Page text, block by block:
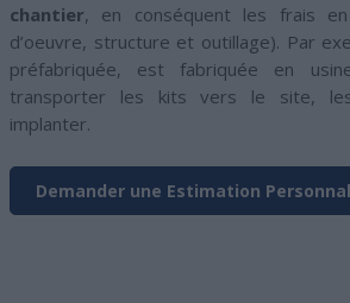
chantier, en conséquent les frais
d’oeuvre, structure et outillage). Par
préfabriquée, est fabriquée en
transporter les kits vers le site,
implanter.
Demander une Estimation